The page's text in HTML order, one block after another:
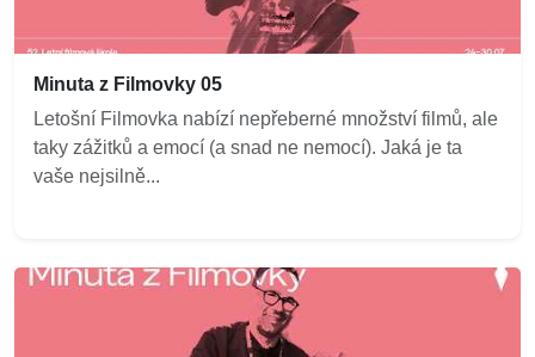
Minuta z Filmovky 05
Letošní Filmovka nabízí nepřeberné množství filmů, ale
taky zážitků a emocí (a snad ne nemocí). Jaká je ta
vaše nejsilně...